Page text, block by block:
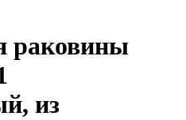
раковины
из